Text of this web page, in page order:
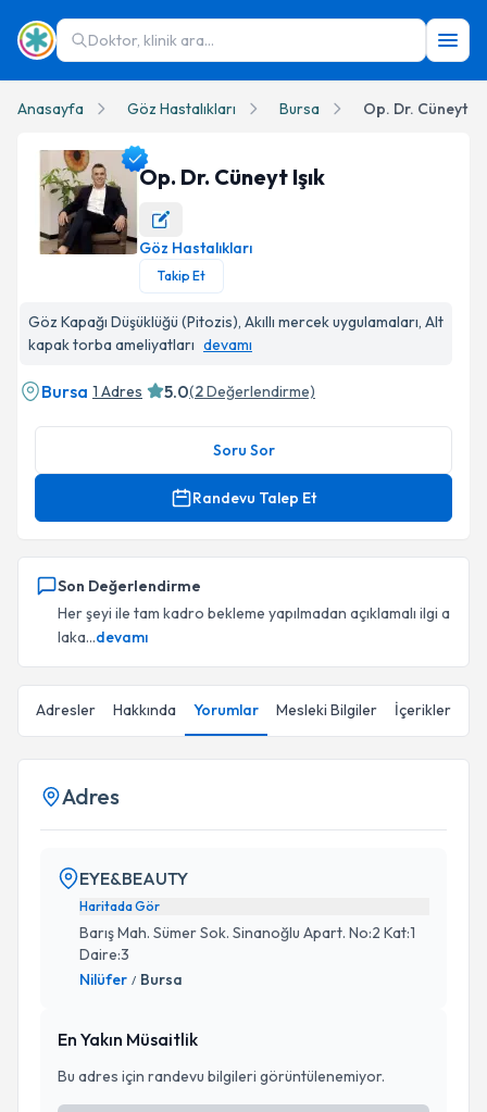
Doktor, klinik ara...
Anasayfa Göz Hastalıkları Bursa Op. Dr. Cüneyt
Op. Dr. Cüneyt Işık Profil Fotoğrafı
Op. Dr. Cüneyt Işık
Göz Hastalıkları
Takip Et
Göz Kapağı Düşüklüğü (Pitozis), Akıllı mercek uygulamaları, Alt
kapak torba ameliyatları devamı
Bursa 1 Adres 5.0(2Değerlendirme)
Soru Sor
Randevu Talep Et
Son Değerlendirme
Her şeyi ile tam kadro bekleme yapılmadan açıklamalı ilgi a
laka...devamı
Adresler Hakkında Yorumlar Mesleki Bilgiler İçerikler
Adres
EYE&BEAUTY
Haritada Gör
Barış Mah. Sümer Sok. Sinanoğlu Apart. No:2 Kat:1
Daire:3
Nilüfer / Bursa
En Yakın Müsaitlik
Bu adres için randevu bilgileri görüntülenemiyor.